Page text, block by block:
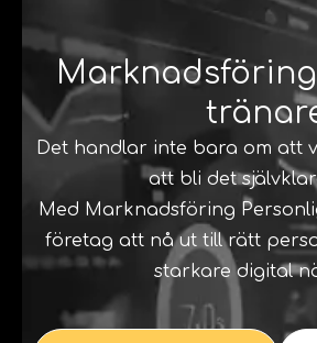
Det handlar inte bara om att
att bli det
Med Marknadsföring
företag att nå ut till rätt
starkare digital